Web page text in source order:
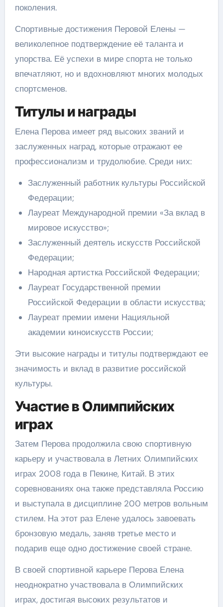
поколения.
Спортивные достижения Перовой Елены —
великолепное подтверждение её таланта и
упорства. Её успехи в мире спорта не только
впечатляют, но и вдохновляют многих молодых
спортсменов.
Титулы и награды
Елена Перова имеет ряд высоких званий и
заслуженных наград, которые отражают ее
профессионализм и трудолюбие. Среди них:
Заслуженный работник культуры Российской
Федерации;
Лауреат Международной премии «За вклад в
мировое искусство»;
Заслуженный деятель искусств Российской
Федерации;
Народная артистка Российской Федерации;
Лауреат Государственной премии
Российской Федерации в области искусства;
Лауреат премии имени Нацияльной
академии киноискусств России;
Эти высокие награды и титулы подтверждают ее
значимость и вклад в развитие российской
культуры.
Участие в Олимпийских
играх
Затем Перова продолжила свою спортивную
карьеру и участвовала в Летних Олимпийских
играх 2008 года в Пекине, Китай. В этих
соревнованиях она также представляла Россию
и выступала в дисциплине 200 метров вольным
стилем. На этот раз Елене удалось завоевать
бронзовую медаль, заняв третье место и
подарив еще одно достижение своей стране.
В своей спортивной карьере Перова Елена
неоднократно участвовала в Олимпийских
играх, достигая высоких результатов и